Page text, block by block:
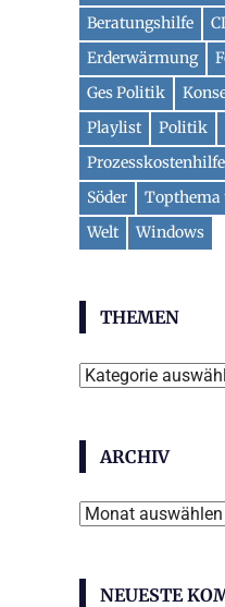
Beratungshilfe
Erderwärmung
Ges Politik
Playlist
Politik
Söder
Topthema
Welt
Windows
THEMEN
Themen
ARCHIV
Archiv
NEUESTE